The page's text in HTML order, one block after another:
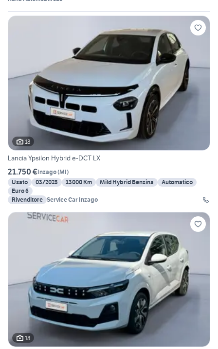
18
Lancia Ypsilon Hybrid e-DCT LX
21.750 €Inzago(MI)
Usato
03/2025 13000 Km Mild Hybrid Benzina
Automatico
Euro 6
Rivenditore Service Car Inzago
18